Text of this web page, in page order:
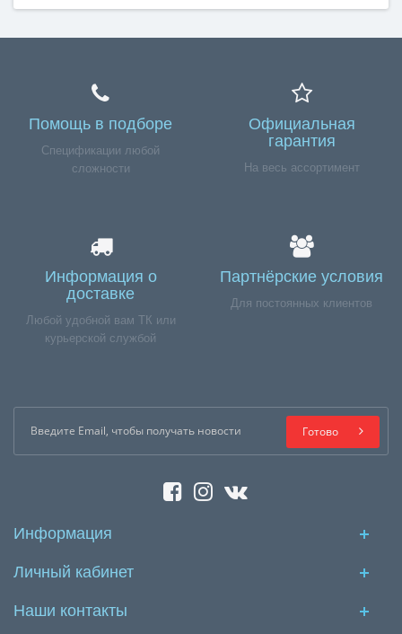
Помощь в подборе
Спецификации любой
сложности
Официальная
гарантия
На весь ассортимент
Информация о
доставке
Любой удобной вам ТК или
курьерской службой
Партнёрские условия
Для постоянных клиентов
Готово
Информация
Личный кабинет
Наши контакты